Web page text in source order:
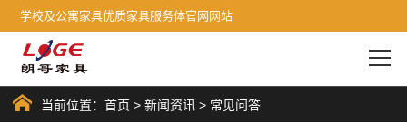
学校及公寓家具优质家具服务体官网网站
当前位置：首页 >新闻资讯 > 常见问答